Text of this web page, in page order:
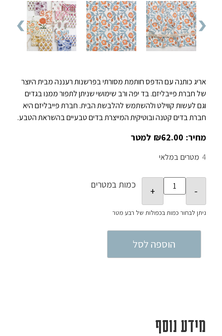
אריג כותנה עם הדפס חותמת מסורתי בפרשנות רעננה מבית היוצר
של חברת פייבליזם. בד יפה ורב שימושי שניתן לתפור ממנו בגדים
וגם לעשות קווילט ולהשתמש להלבשת הבית. חברת פייבליזם היא
חברת בדים קטנה ובוטיקית המייצרת בדים טבעיים בהשראת הטבע.
₪62.00
4 במלאי
כמות במטרים
הוספה לסל
מידע נוסף